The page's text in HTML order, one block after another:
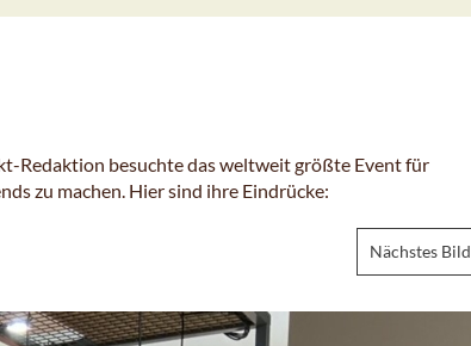
Redaktion besuchte das weltweit größte Event für
zu machen. Hier sind ihre Eindrücke:
Nächstes Bild